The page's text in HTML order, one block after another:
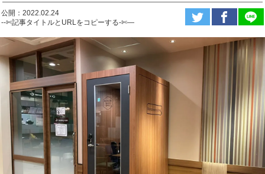
公開：2022.02.24
--✄記事タイトルとURLをコピーする-✄—